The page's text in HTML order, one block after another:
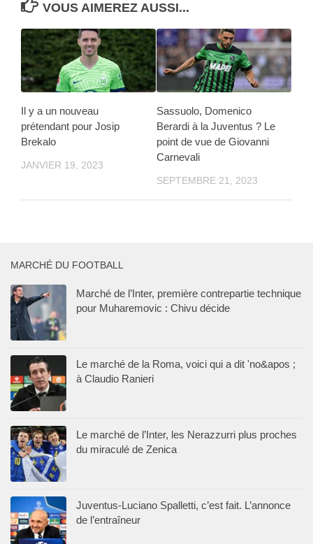
VOUS AIMEREZ AUSSI...
Il y a un nouveau
prétendant pour Josip
Brekalo
JANVIER 19, 2023
Sassuolo, Domenico
Berardi à la Juventus ? Le
point de vue de Giovanni
Carnevali
SEPTEMBRE 21, 2023
MARCHÉ DU FOOTBALL
Marché de l’Inter, première contrepartie technique
pour Muharemovic : Chivu décide
Le marché de la Roma, voici qui a dit 'no&apos ;
à Claudio Ranieri
Le marché de l’Inter, les Nerazzurri plus proches
du miraculé de Zenica
Juventus-Luciano Spalletti, c’est fait. L’annonce
de l’entraîneur